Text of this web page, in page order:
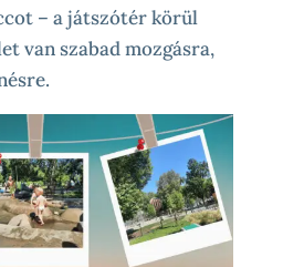
– a játszótér körül
van szabad mozgásra,